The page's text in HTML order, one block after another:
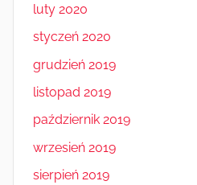
luty 2020
styczeń 2020
grudzień 2019
listopad 2019
październik 2019
wrzesień 2019
sierpień 2019